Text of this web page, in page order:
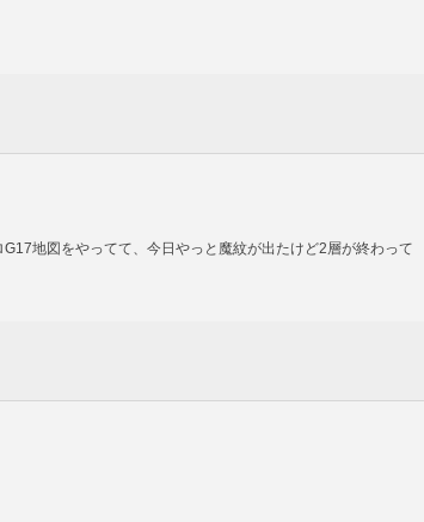
地図をやってて、今日やっと魔紋が出たけど2層が終わって